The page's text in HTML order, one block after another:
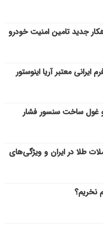
جدید تامین امنیت خودرو
معتبر آریا اینوستور
غول ساخت سنسور فشار
طلا در ایران و ویژگی‌های
نخریم؟